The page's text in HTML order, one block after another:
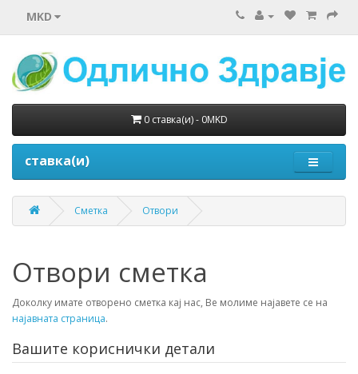
MKD
0 ставка(и) - 0MKD
ставка(и)
Сметка Отвори
Отвори сметка
Доколку имате отворено сметка кај нас, Ве молиме најавете се на
најавната страница.
Вашите кориснички детали